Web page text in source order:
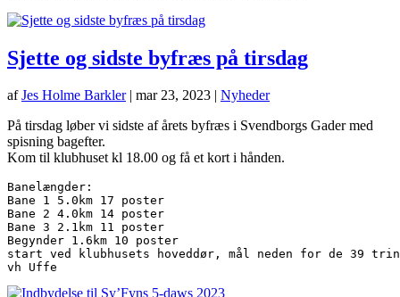
Sjette og sidste byfræs på tirsdag
afJes Holme Barkler| mar 23, 2023 | Nyheder
På tirsdag løber vi sidste af årets byfræs i Svendborgs Gader med
spisning bagefter.
Kom til klubhuset kl 18.00 og få et kort i hånden.
Banelængder:
Bane 1 5.0km 17 poster
Bane 2 4.0km 14 poster
Bane 3 2.1km 11 poster
Begynder 1.6km 10 poster
start ved klubhusets hoveddør, mål neden for de 39